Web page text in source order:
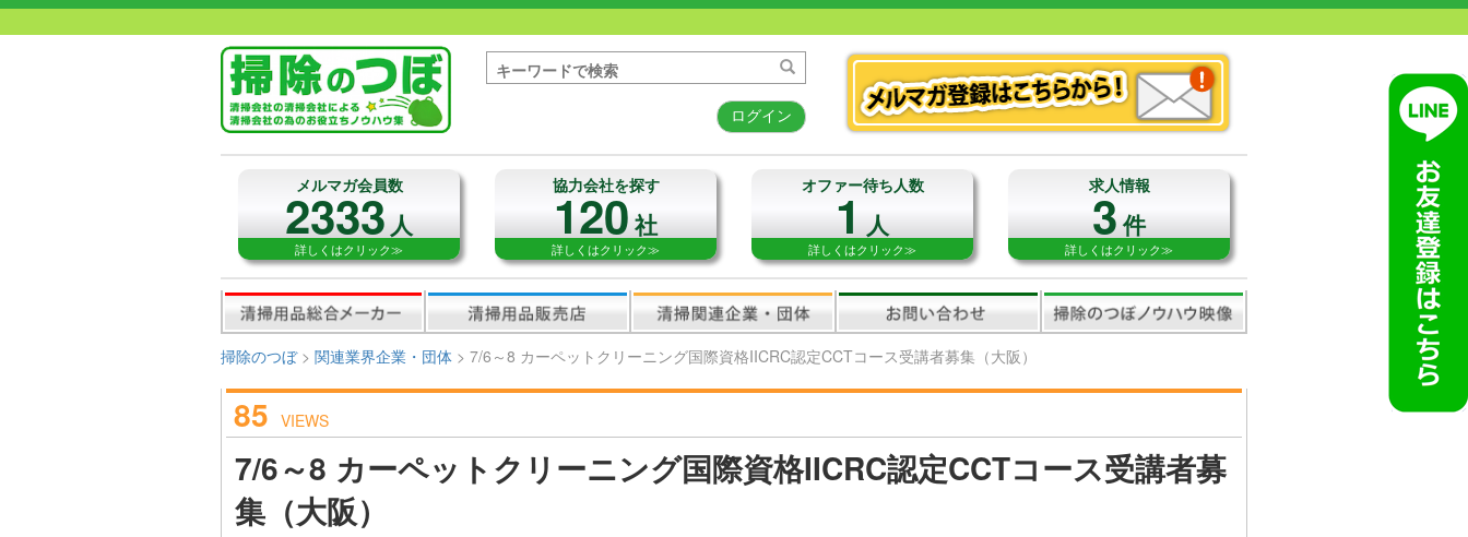
ログイン
メルマガ会員数
2333人
詳しくはクリック≫
協力会社を探す
120社
詳しくはクリック≫
オファー待ち人数
1人
詳しくはクリック≫
求人情報
3件
詳しくはクリック≫
掃除のつぼ> 関連業界企業・団体 > 7/6～8 カーペットクリーニング国際資格IICRC認定CCTコース受講者募集（大阪）
85 VIEWS
7/6～8 カーペットクリーニング国際資格IICRC認定CCTコース受講者募
集（大阪）